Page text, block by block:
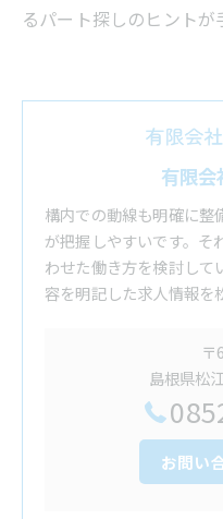
るパート探しのヒントが
有限会
構内での動線も明確に整
が把握しやすいです。そ
わせた働き方を検討して
容を明記した求人情報を
〒
島根県松
お問い